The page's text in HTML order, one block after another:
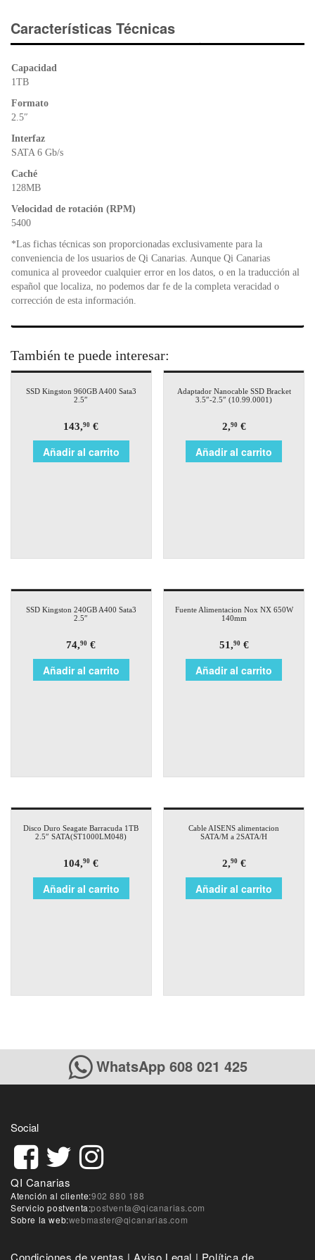
e
b
er s
A
ri
e
Características Técnicas
Capacidad
1TB
Formato
2.5″
Interfaz
SATA 6 Gb/s
Caché
128MB
Velocidad de rotación (RPM)
5400
*Las fichas técnicas son proporcionadas exclusivamente para la
conveniencia de los usuarios de Qi Canarias. Aunque Qi Canarias
comunica al proveedor cualquier error en los datos, o en la traducción al
español que localiza, no podemos dar fe de la completa veracidad o
corrección de esta información.
También te puede interesar:
SSD Kingston 960GB A400 Sata3
2.5″
143,90 €
Añadir al carrito
Adaptador Nanocable SSD Bracket
3.5″-2.5″ (10.99.0001)
2,90€
Añadir al carrito
SSD Kingston 240GB A400 Sata3
2.5″
74,90 €
Añadir al carrito
Fuente Alimentacion Nox NX 650W
140mm
51,90€
Añadir al carrito
Disco Duro Seagate Barracuda 1TB
2.5″ SATA(ST1000LM048)
104,90 €
Añadir al carrito
Cable AISENS alimentacion
SATA/M a 2SATA/H
2,90€
Añadir al carrito
WhatsApp 608 021 425
Social
QI Canarias
Atención al cliente:902 880 188
Servicio postventa:postventa@qicanarias.com
Sobre la web:webmaster@qicanarias.com
Condiciones de ventas | Aviso Legal | Política de